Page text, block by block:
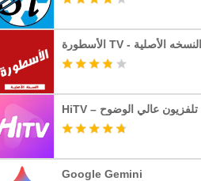
الأسطورة TV - النسخه الأصلية
HiTV – تلفزيون عالي الوضوح
Google Gemini